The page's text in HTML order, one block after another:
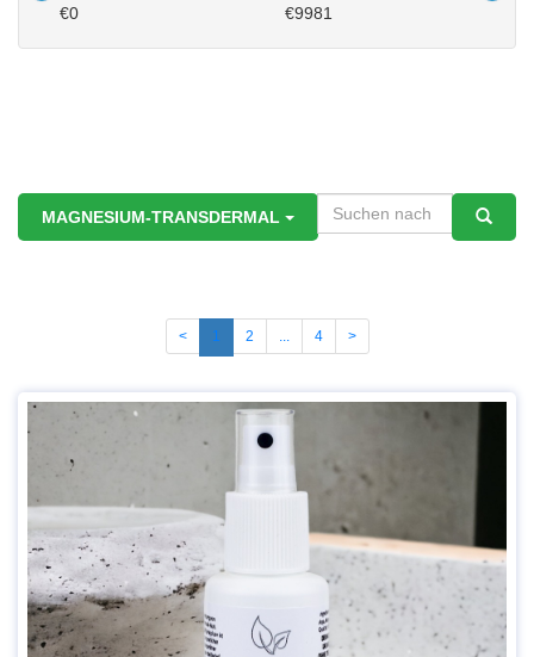
€0 €9981
MAGNESIUM-TRANSDERMAL
< 1 2 ... 4 >